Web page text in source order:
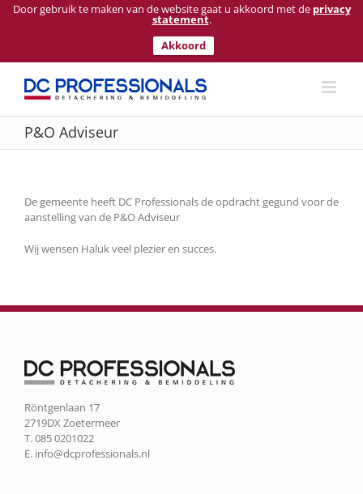
Door gebruik te maken van de website gaat u akkoord met de privacy
statement.
Akkoord
Ga
inhoud
P&O Adviseur
De gemeente heeft DC Professionals de opdracht gegund voor de
aanstelling van de P&O Adviseur
Wij wensen Haluk veel plezier en succes.
Röntgenlaan 17
2719DX Zoetermeer
T. 085 0201022
E. info@dcprofessionals.nl